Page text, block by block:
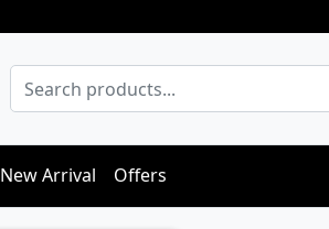
New Arrival Offers